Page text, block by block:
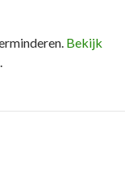
Bekijk